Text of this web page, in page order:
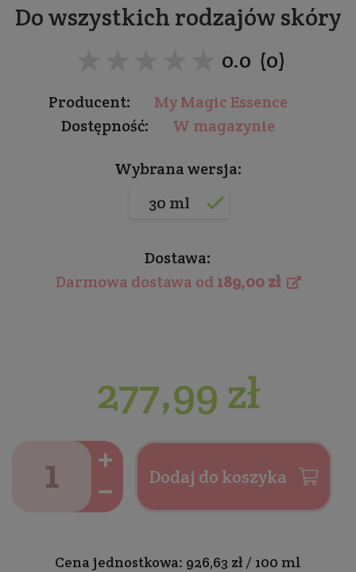
Do wszystkich rodzajów skóry
0.0 (0)
Producent:
My Magic Essence
Dostępność:
W magazynie
Wybrana wersja:
30 ml
Dostawa:
Darmowa dostawa od189,00 zł
277,99 zł
Dodaj do koszyka
Cena jednostkowa: 926,63 zł / 100 ml